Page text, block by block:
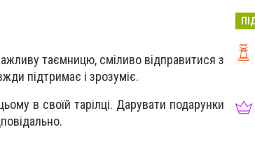
таємницю, сміливо відправитися з
підтримає і зрозуміє.
в своїй тарілці. Дарувати подарунки